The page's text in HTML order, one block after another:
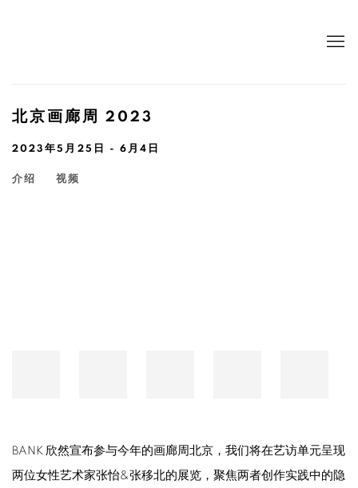
北京画廊周 2023
2023年5月25日 - 6月4日
介绍 视频
BANK 欣然宣布参与今年的画廊周北京，我们将在艺访单元呈现
两位女性艺术家张怡&张移北的展览，聚焦两者创作实践中的隐